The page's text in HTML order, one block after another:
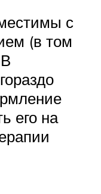
с
(в том
его на